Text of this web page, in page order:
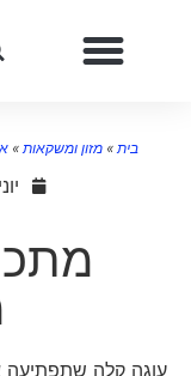
»מזון ומשקאות»אוכל
יוני 30, 2021
עוגה קלה שתפתיעה